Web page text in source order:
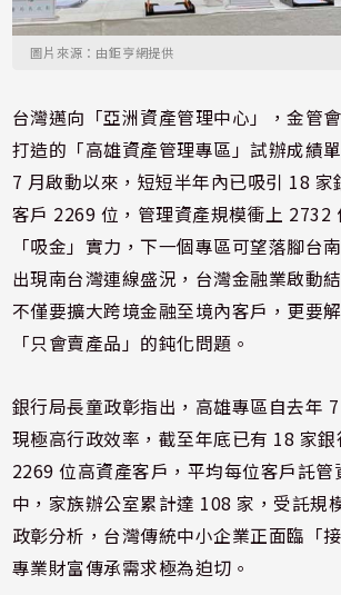
圖片來源：由鉅亨網提供
台灣邁向「亞洲資產管理中心」，金管
打造的「高雄資產管理專區」試辦成績
7 月啟動以來，短短半年內已吸引 18 家
客戶 2269 位，管理資產規模衝上 2732
「吸金」實力，下一個專區可望落腳台
出現南台灣連線盛況，台灣金融業啟動
不僅要擴大跨境金融至境內客戶，更要
「只會賣產品」的鈍化問題。
銀行局長童政彰指出，高雄專區自去年
現極高行政效率，截至年底已有 18 家銀
2269 位高資產客戶，平均每位客戶託管
中，家族辦公室累計達 108 家，受託規
政彰分析，台灣傳統中小企業正面臨「
專業財富傳承需求極為迫切。